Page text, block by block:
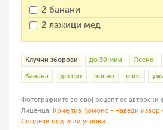
2 банани
2 лажици мед
Клучни зборови до 30 мин Лесно
банана десерт посно овес
Фотографиите во овој рецепт се авторски
Лиценца: Криејтив Комонс - Наведи
Сподели под исти услови